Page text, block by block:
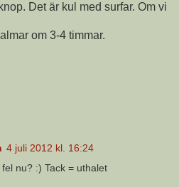
Det är kul med surfar. Om vi
om 3-4 timmar.
4 juli 2012 kl. 16:24
nu? :) Tack = uthalet